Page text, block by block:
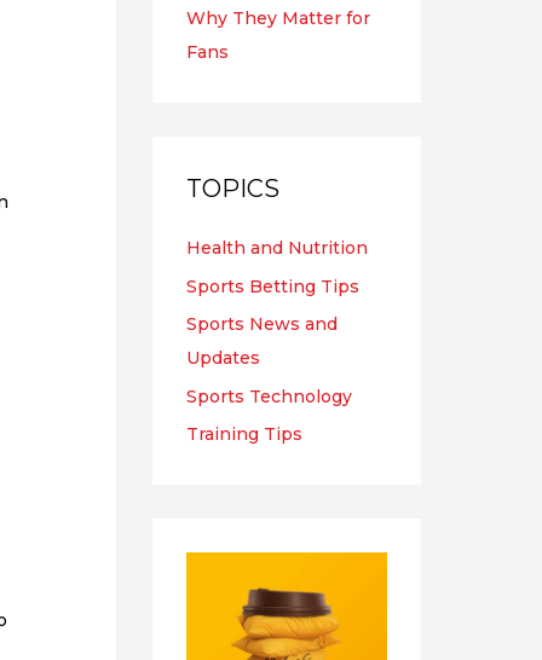
Why They Matter for
Fans
TOPICS
Health and Nutrition
Sports Betting Tips
Sports News and
Updates
Sports Technology
Training Tips